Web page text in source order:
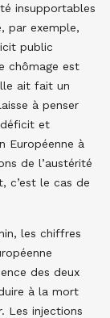
insupportables
par exemple,
public
chômage est
ait fait un
à penser
déficit et
Européenne à
de l’austérité
c’est le cas de
les chiffres
des deux
à la mort
Les injections